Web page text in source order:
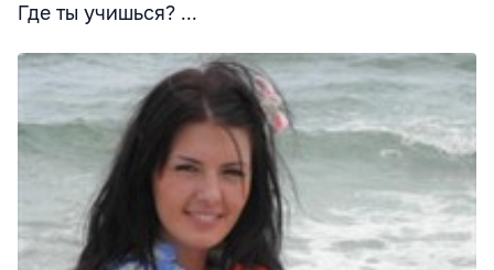
Где ты учишься? ...